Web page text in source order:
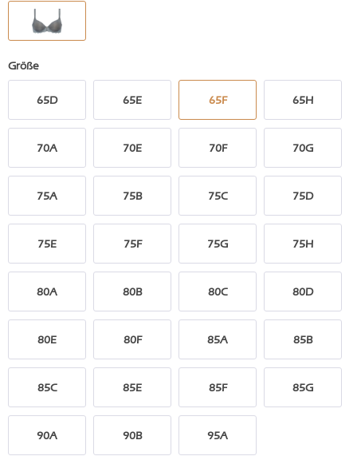
Größe
65D 65E 65F 65H
70A 70E 70F 70G
75A 75B 75C 75D
75E 75F 75G 75H
80A 80B 80C 80D
80E 80F 85A 85B
85C 85E 85F 85G
90A 90B 95A